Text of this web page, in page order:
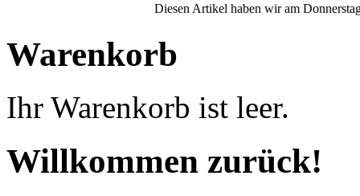
Diesen Artikel haben wir am
Warenkorb
Ihr Warenkorb ist leer.
Willkommen zurück!